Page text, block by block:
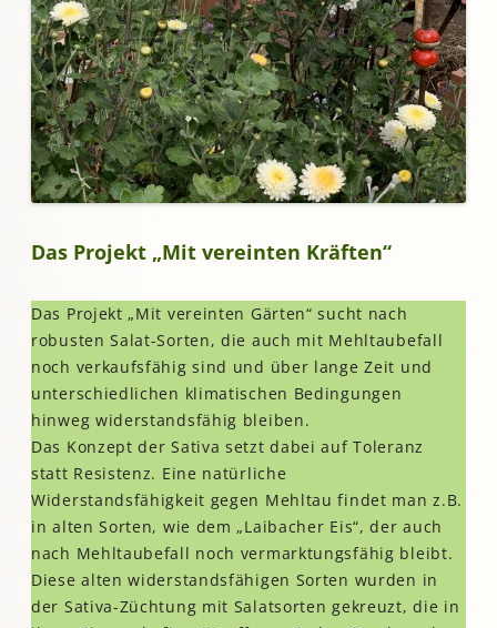
Das Projekt „Mit vereinten Kräften“
Das Projekt „Mit vereinten Gärten“ sucht nach
robusten Salat-Sorten, die auch mit Mehltaubefall
noch verkaufsfähig sind und über lange Zeit und
unterschiedlichen klimatischen Bedingungen
hinweg widerstandsfähig bleiben.
Das Konzept der Sativa setzt dabei auf Toleranz
statt Resistenz. Eine natürliche
Widerstandsfähigkeit gegen Mehltau findet man z.B.
in alten Sorten, wie dem „Laibacher Eis“, der auch
nach Mehltaubefall noch vermarktungsfähig bleibt.
Diese alten widerstandsfähigen Sorten wurden in
der Sativa-Züchtung mit Salatsorten gekreuzt, die in